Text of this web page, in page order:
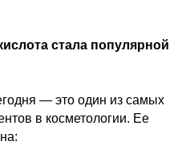
стала популярной
— это один из самых
в косметологии. Ее